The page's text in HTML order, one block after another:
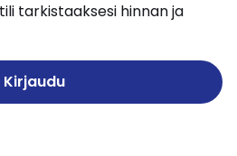
tarkistaaksesi hinnan ja
Kirjaudu